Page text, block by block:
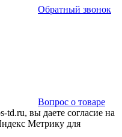
Обратный звонок
Вопрос о товаре
вы даете согласие на
Метрику для